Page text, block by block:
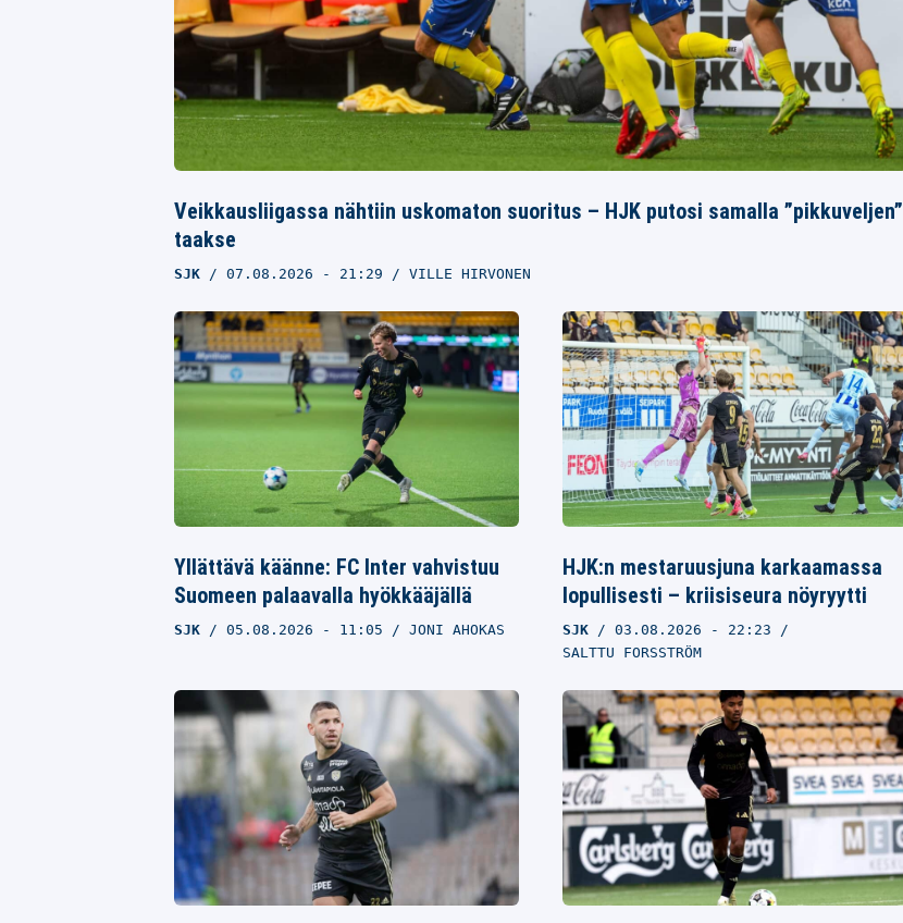
Veikkausliigassa nähtiin uskomaton suoritus – HJK putosi samalla ”pikkuveljen”
taakse
SJK 07.08.2026 - 21:29 VILLE HIRVONEN
Yllättävä käänne: FC Inter vahvistuu
Suomeen palaavalla hyökkääjällä
SJK 05.08.2026 - 11:05 JONI AHOKAS
HJK:n mestaruusjuna karkaamassa
lopullisesti – kriisiseura nöyryytti
SJK 03.08.2026 - 22:23
SALTTU FORSSTRÖM